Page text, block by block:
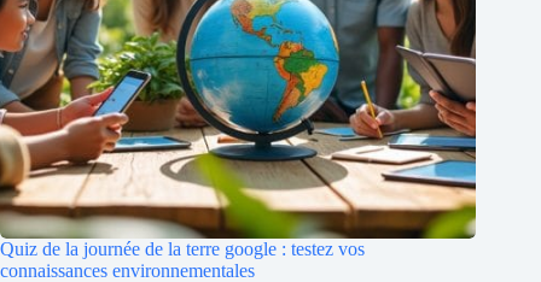
Quiz de la journée de la terre google : testez vos
connaissances environnementales